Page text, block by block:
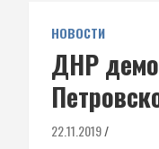
НОВОСТИ
ДНР
22.11.2019